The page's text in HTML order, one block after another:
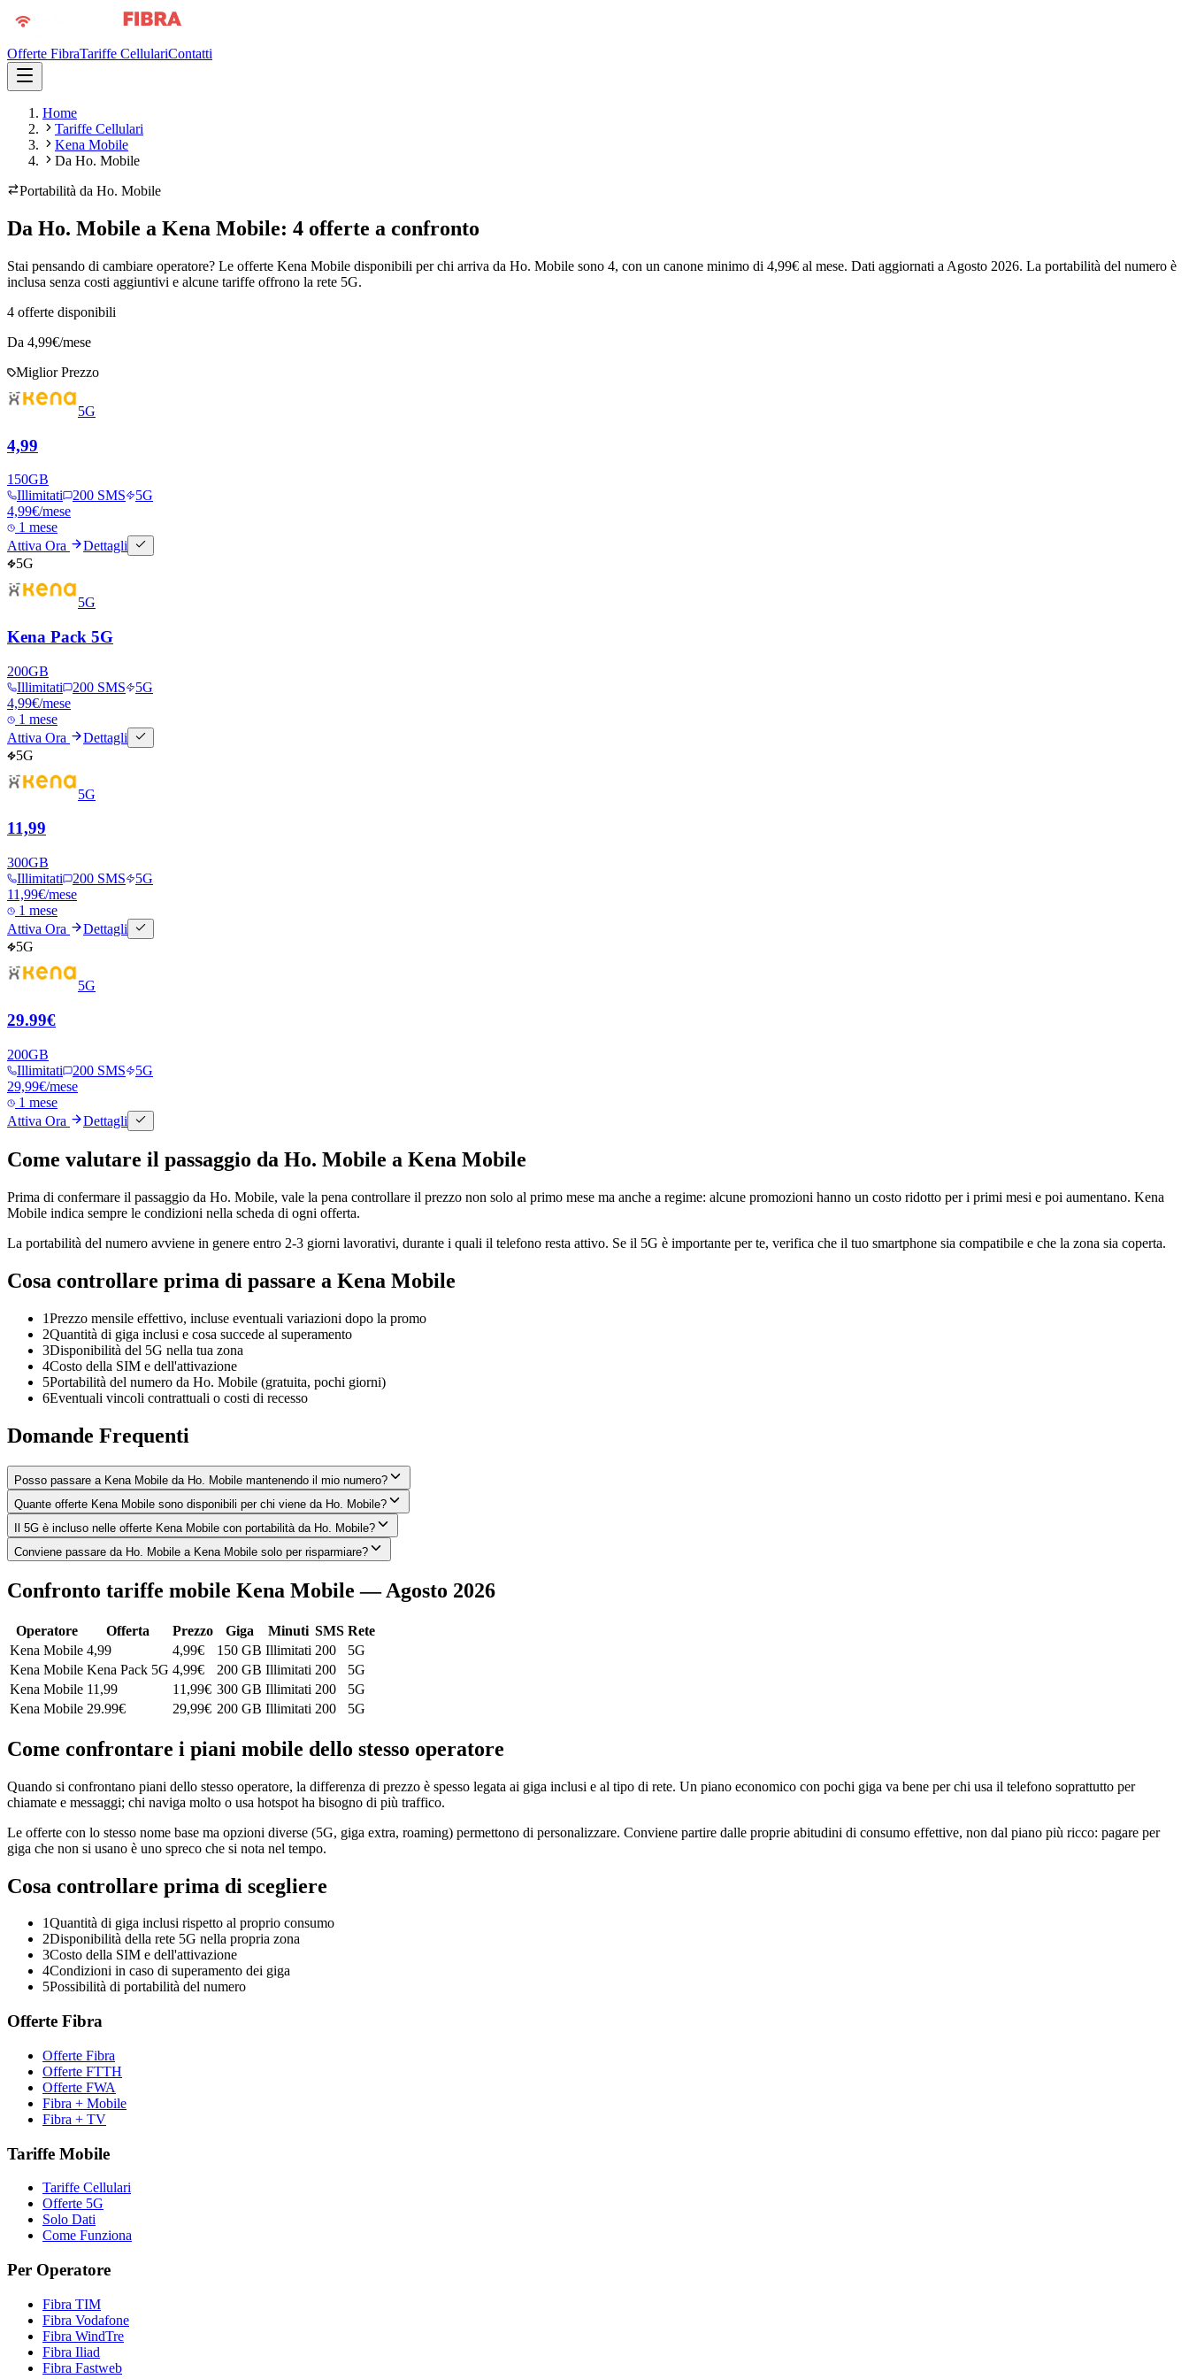
Offerte FibraTariffe CellulariContatti
Home
Tariffe Cellulari
Kena Mobile
Da Ho. Mobile
Portabilità da Ho. Mobile
Da Ho. Mobile a Kena Mobile: 4 offerte a confronto
Stai pensando di cambiare operatore? Le offerte Kena Mobile disponibili per chi arriva da Ho. Mobile sono 4, con un canone minimo di 4,99€ al mese. Dati aggiornati a Agosto 2026. La portabilità del numero è
inclusa senza costi aggiuntivi e alcune tariffe offrono la rete 5G.
4 offerte disponibili
Da 4,99€/mese
Miglior Prezzo
5G
4,99
150GB
Illimitati
200 SMS
5G
4,99€/mese
1 mese
Attiva Ora
Dettagli
5G
5G
Kena Pack 5G
200GB
Illimitati
200 SMS
5G
4,99€/mese
1 mese
Attiva Ora
Dettagli
5G
5G
11,99
300GB
Illimitati
200 SMS
5G
11,99€/mese
1 mese
Attiva Ora
Dettagli
5G
5G
29.99€
200GB
Illimitati
200 SMS
5G
29,99€/mese
1 mese
Attiva Ora
Dettagli
Come valutare il passaggio da Ho. Mobile a Kena Mobile
Prima di confermare il passaggio da Ho. Mobile, vale la pena controllare il prezzo non solo al primo mese ma anche a regime: alcune promozioni hanno un costo ridotto per i primi mesi e poi aumentano. Kena
Mobile indica sempre le condizioni nella scheda di ogni offerta.
La portabilità del numero avviene in genere entro 2-3 giorni lavorativi, durante i quali il telefono resta attivo. Se il 5G è importante per te, verifica che il tuo smartphone sia compatibile e che la zona sia coperta.
Cosa controllare prima di passare a Kena Mobile
1Prezzo mensile effettivo, incluse eventuali variazioni dopo la promo
2Quantità di giga inclusi e cosa succede al superamento
3Disponibilità del 5G nella tua zona
4Costo della SIM e dell'attivazione
5Portabilità del numero da Ho. Mobile (gratuita, pochi giorni)
6Eventuali vincoli contrattuali o costi di recesso
Domande Frequenti
Posso passare a Kena Mobile da Ho. Mobile mantenendo il mio numero?
Quante offerte Kena Mobile sono disponibili per chi viene da Ho. Mobile?
Il 5G è incluso nelle offerte Kena Mobile con portabilità da Ho. Mobile?
Conviene passare da Ho. Mobile a Kena Mobile solo per risparmiare?
Confronto tariffe mobile Kena Mobile — Agosto 2026
Operatore Offerta Prezzo Giga Minuti SMS Rete
Kena Mobile 4,99 4,99€ 150 GB Illimitati 200
5G
Kena Mobile Kena Pack 5G 4,99€ 200 GB Illimitati 200
5G
Kena Mobile 11,99 11,99€ 300 GB Illimitati 200
5G
Kena Mobile 29.99€ 29,99€ 200 GB Illimitati 200 5G
Come confrontare i piani mobile dello stesso operatore
Quando si confrontano piani dello stesso operatore, la differenza di prezzo è spesso legata ai giga inclusi e al tipo di rete. Un piano economico con pochi giga va bene per chi usa il telefono soprattutto per
chiamate e messaggi; chi naviga molto o usa hotspot ha bisogno di più traffico.
Le offerte con lo stesso nome base ma opzioni diverse (5G, giga extra, roaming) permettono di personalizzare. Conviene partire dalle proprie abitudini di consumo effettive, non dal piano più ricco: pagare per
giga che non si usano è uno spreco che si nota nel tempo.
Cosa controllare prima di scegliere
1Quantità di giga inclusi rispetto al proprio consumo
2Disponibilità della rete 5G nella propria zona
3Costo della SIM e dell'attivazione
4Condizioni in caso di superamento dei giga
5Possibilità di portabilità del numero
Offerte Fibra
Offerte Fibra
Offerte FTTH
Offerte FWA
Fibra + Mobile
Fibra + TV
Tariffe Mobile
Tariffe Cellulari
Offerte 5G
Solo Dati
Come Funziona
Per Operatore
Fibra TIM
Fibra Vodafone
Fibra WindTre
Fibra Iliad
Fibra Fastweb